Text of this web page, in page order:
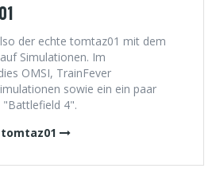
der echte tomtaz01 mit dem
Simulationen. Im
OMSI, TrainFever
sowie ein ein paar
"Battlefield 4".